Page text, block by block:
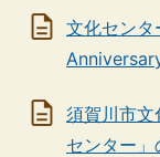
文化セン
須賀川市文
センター」